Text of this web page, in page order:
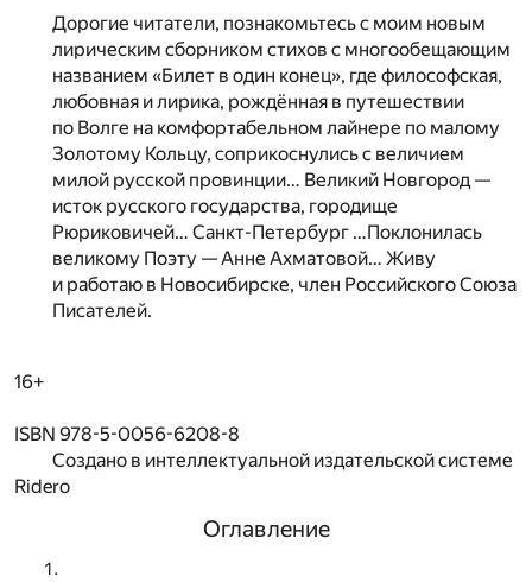
Дорогие читатели, познакомьтесь с моим новым
лирическим сборником стихов с многообещающим
названием «Билет в один конец», где философская,
любовная и лирика, рождённая в путешествии
по Волге на комфортабельном лайнере по малому
Золотому Кольцу, соприкоснулись с величием
милой русской провинции… Великий Новгород —
исток русского государства, городище
Рюриковичей… Санкт-Петербург …Поклонилась
великому Поэту — Анне Ахматовой… Живу
и работаю в Новосибирске, член Российского Союза
Писателей.
16+
ISBN 978-5-0056-6208-8
Создано в интеллектуальной издательской системе
Ridero
Оглавление